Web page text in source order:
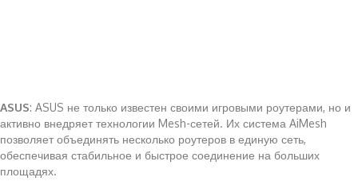
ASUS: ASUS не только известен своими игровыми роутерами, но и
активно внедряет технологии Mesh-сетей. Их система AiMesh
позволяет объединять несколько роутеров в единую сеть,
обеспечивая стабильное и быстрое соединение на больших
площадях.